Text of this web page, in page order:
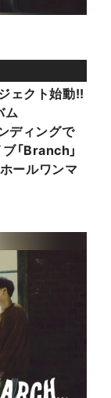
ェクト始動!!
ム
ディングで
「Branch」
ールワンマ